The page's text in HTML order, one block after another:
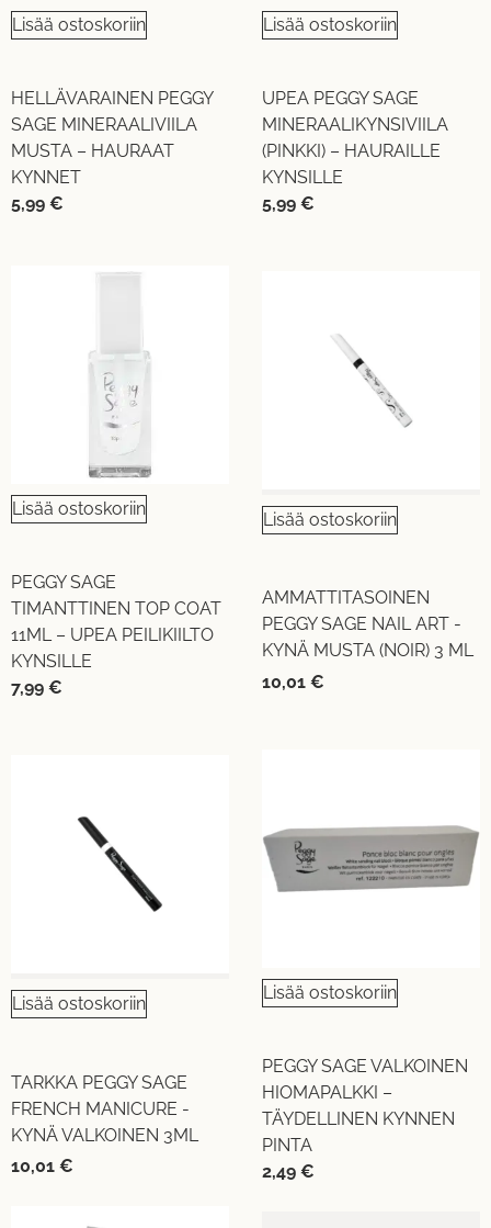
Lisää ostoskoriin
HELLÄVARAINEN PEGGY
SAGE MINERAALIVIILA
MUSTA – HAURAAT
KYNNET
5,99 €
Lisää ostoskoriin
UPEA PEGGY SAGE
MINERAALIKYNSIVIILA
(PINKKI) – HAURAILLE
KYNSILLE
5,99 €
Lisää ostoskoriin
PEGGY SAGE
TIMANTTINEN TOP COAT
11ML – UPEA PEILIKIILTO
KYNSILLE
7,99 €
Lisää ostoskoriin
AMMATTITASOINEN
PEGGY SAGE NAIL ART -
KYNÄ MUSTA (NOIR) 3 ML
10,01 €
Lisää ostoskoriin
TARKKA PEGGY SAGE
FRENCH MANICURE -
KYNÄ VALKOINEN 3ML
10,01 €
Lisää ostoskoriin
PEGGY SAGE VALKOINEN
HIOMAPALKKI –
TÄYDELLINEN KYNNEN
PINTA
2,49 €